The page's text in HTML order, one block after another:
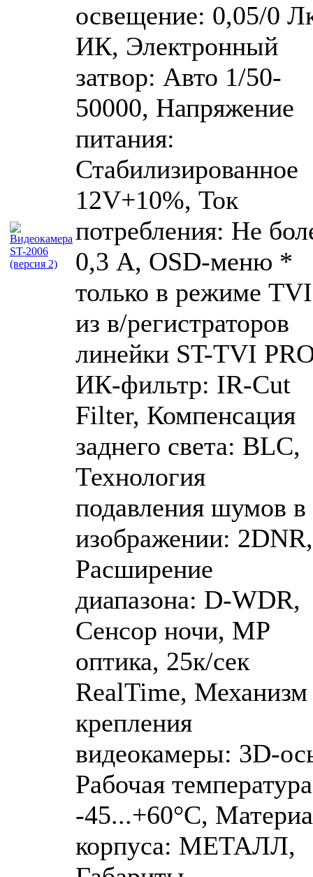
освещение: 0,05/0
ИК, Электронный
затвор: Авто 1/50-
50000, Напряжение
питания:
Стабилизированное
12V+10%, Ток
потребления: Не
0,3 А, OSD-меню *
только в режиме TVI
из в/регистраторов
линейки ST-TVI
ИК-фильтр: IR-Cut
Filter, Компенсация
заднего света: BLC,
Технология
подавления шумов в
изображении: 2DNR,
Расширение
диапазона: D-WDR,
Сенсор ночи, MP
оптика, 25к/сек
RealTime, Механизм
крепления
видеокамеры: 3D-
Рабочая
-45...+60°C,
корпуса: МЕТАЛЛ,